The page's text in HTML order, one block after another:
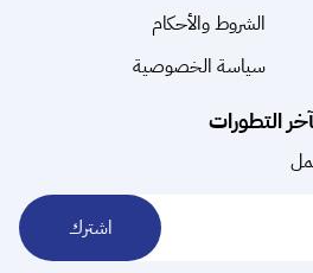
الشروط والأحكام
سياسة الخصوصية
التطورات
اشترك